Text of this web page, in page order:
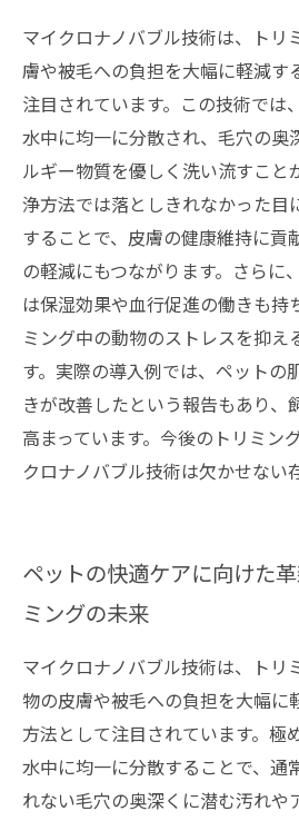
マイクロナノバブル技術は、トリ
膚や被毛への負担を大幅に軽減す
注目されています。この技術では
水中に均一に分散され、毛穴の奥
ルギー物質を優しく洗い流すこと
浄方法では落としきれなかった目
することで、皮膚の健康維持に貢
の軽減にもつながります。さらに
は保湿効果や血行促進の働きも持
ミング中の動物のストレスを抑え
す。実際の導入例では、ペットの
きが改善したという報告もあり、
高まっています。今後のトリミン
クロナノバブル技術は欠かせない
ペットの快適ケアに向けた
ミングの未来
マイクロナノバブル技術は、トリ
物の皮膚や被毛への負担を大幅に
方法として注目されています。極
水中に均一に分散することで、通
れない毛穴の奥深くに潜む汚れや